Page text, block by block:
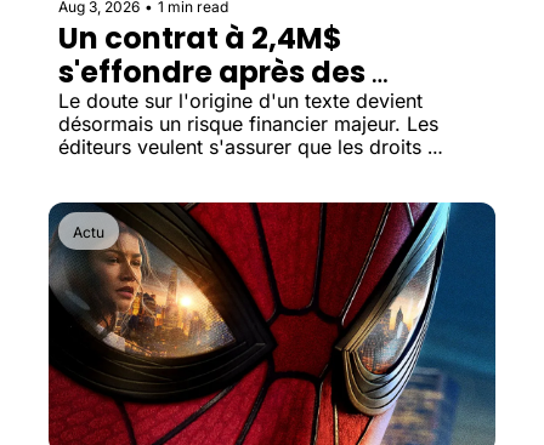
Aug 3, 2026 • 1 min read
Un contrat à 2,4M$
s'effondre après des
soupçons d'IA
Le doute sur l'origine d'un texte devient
désormais un risque financier majeur. Les
éditeurs veulent s'assurer que les droits
Actu